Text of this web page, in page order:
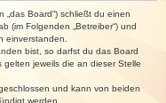
„das Board“) schließt du einen
(im Folgenden „Betreiber“) und
einverstanden.
bist, so darfst du das Board
jeweils die an dieser Stelle
und kann von beiden
werden.